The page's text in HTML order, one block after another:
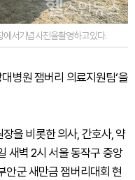
서기념사진을촬영하고있다.
병원 잼버리 의료지원팀‘을
을 비롯한 의사, 간호사, 약
새벽 2시 서울 동작구 중앙
안군 새만금 잼버리대회 현